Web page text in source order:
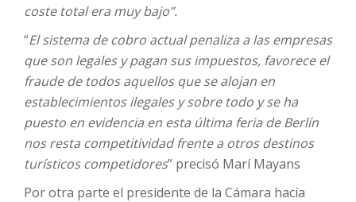
coste total era muy bajo”.
“El sistema de cobro actual penaliza a las empresas
que son legales y pagan sus impuestos, favorece el
fraude de todos aquellos que se alojan en
establecimientos ilegales y sobre todo y se ha
puesto en evidencia en esta última feria de Berlín
nos resta competitividad frente a otros destinos
turísticos competidores” precisó Marí Mayans
Por otra parte el presidente de la Cámara hacía